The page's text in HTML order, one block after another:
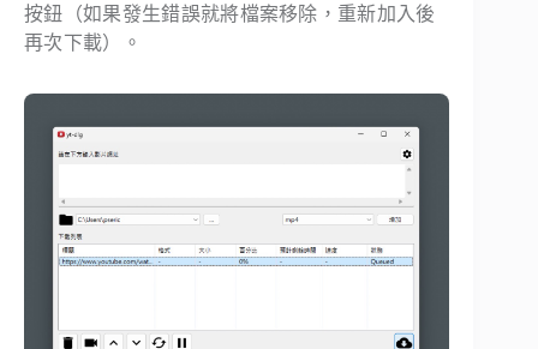
按鈕（如果發生錯誤就將檔案移除，重新加入後
再次下載）。